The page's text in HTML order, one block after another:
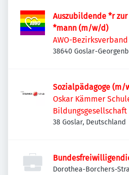
Auszubildende *r
*mann (m/w/d)
AWO-
38640 Goslar-
Sozialpädagoge (m/
Oskar Kämmer
Bildungsgesellschaft
38 Goslar, Deutschland
Dorothea-Borchers-